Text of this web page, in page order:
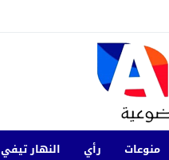
منوعات رأي
النهار تيفي